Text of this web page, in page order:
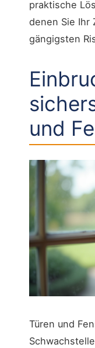
praktische
denen Sie Ihr
gängigsten
und
Türen und